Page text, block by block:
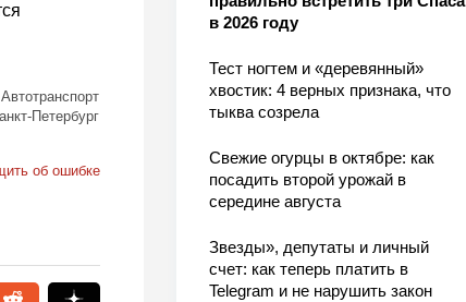
в 2026 году
Тест ногтем и «деревянный»
хвостик: 4 верных признака, что
тыква созрела
Свежие огурцы в октябре: как
посадить второй урожай в
середине августа
Звезды», депутаты и личный
счет: как теперь платить в
Telegram и не нарушить закон
Автотранспорт
Петербург
об ошибке